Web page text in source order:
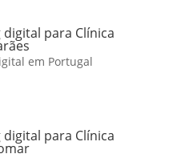
para Clínica
em Portugal
para Clínica